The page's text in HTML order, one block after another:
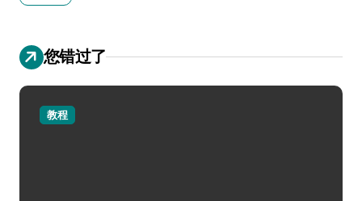
您错过了
教程